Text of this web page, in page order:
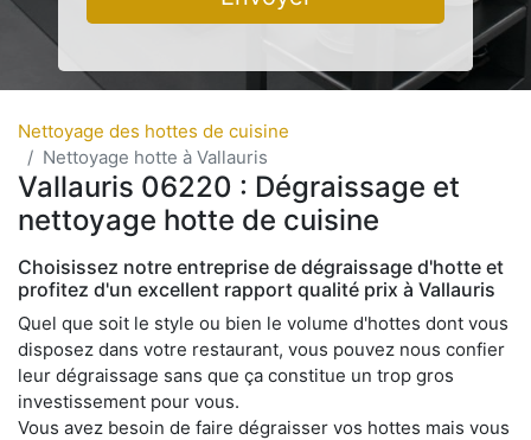
Nettoyage des hottes de cuisine
Nettoyage hotte à Vallauris
Vallauris 06220 : Dégraissage et
nettoyage hotte de cuisine
Choisissez notre entreprise de dégraissage d'hotte et
profitez d'un excellent rapport qualité prix à Vallauris
Quel que soit le style ou bien le volume d'hottes dont vous
disposez dans votre restaurant, vous pouvez nous confier
leur dégraissage sans que ça constitue un trop gros
investissement pour vous.
Vous avez besoin de faire dégraisser vos hottes mais vous